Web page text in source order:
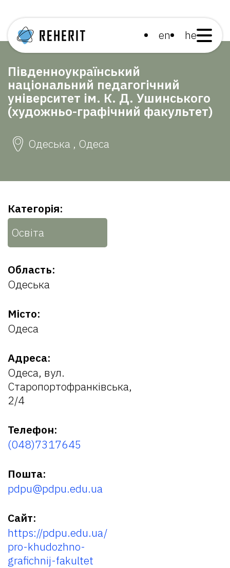
en he
Південноукраїнський
національний педагогічний
університет ім. К. Д. Ушинського
(художньо-графічний факультет)
Одеська , Одеса
Категорія:
Освіта
Область:
Одеська
Місто:
Одеса
Адреса:
Одеса, вул.
Старопортофранківська,
2/4
Телефон:
(048)7317645
Пошта:
pdpu@pdpu.edu.ua
Сайт:
https://pdpu.edu.ua/
pro-khudozhno-
grafichnij-fakultet